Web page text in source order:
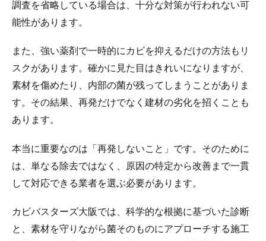
調査を省略している場合は、十分な対策が行われない可
能性があります。
また、強い薬剤で一時的にカビを抑えるだけの方法もリ
スクがあります。確かに見た目はきれいになりますが、
素材を傷めたり、内部の菌が残ってしまうことがありま
す。その結果、再発だけでなく建材の劣化を招くことも
あります。
本当に重要なのは「再発しないこと」です。そのために
は、単なる除去ではなく、原因の特定から改善まで一貫
して対応できる業者を選ぶ必要があります。
カビバスターズ大阪では、科学的な根拠に基づいた診断
と、素材を守りながら菌そのものにアプローチする施工